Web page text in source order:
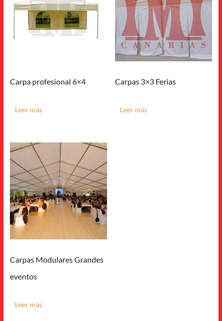
Carpa profesional 6×4
Leer más
Carpas 3×3 Ferias
Leer más
Carpas Modulares Grandes
eventos
Leer más